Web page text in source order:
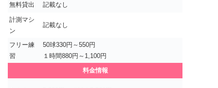
無料貸出 記載なし
計測マシ
ン
記載なし
フリー練
習
50球330円～550円
１時間880円～1,100円
料金情報